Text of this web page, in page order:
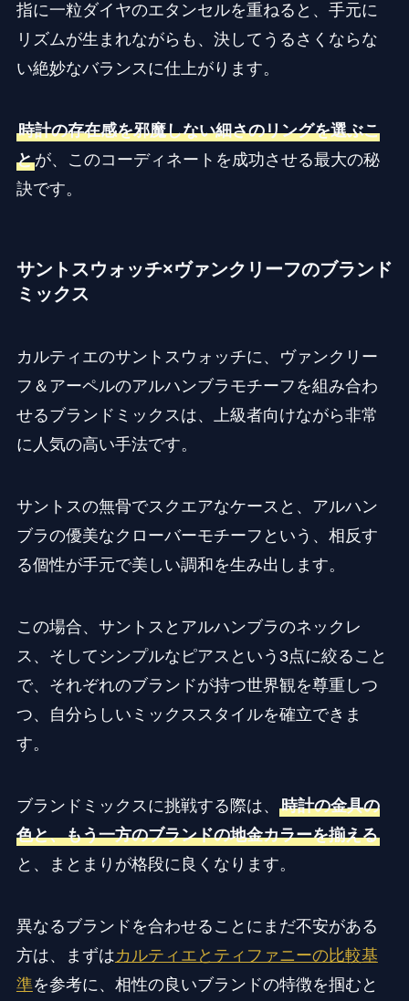
指に一粒ダイヤのエタンセルを重ねると、手元に
リズムが生まれながらも、決してうるさくならな
い絶妙なバランスに仕上がります。
時計の存在感を邪魔しない細さのリングを選ぶこ
とが、このコーディネートを成功させる最大の秘
訣です。
サントスウォッチ×ヴァンクリーフのブランド
ミックス
カルティエのサントスウォッチに、ヴァンクリー
フ＆アーペルのアルハンブラモチーフを組み合わ
せるブランドミックスは、上級者向けながら非常
に人気の高い手法です。
サントスの無骨でスクエアなケースと、アルハン
ブラの優美なクローバーモチーフという、相反す
る個性が手元で美しい調和を生み出します。
この場合、サントスとアルハンブラのネックレ
ス、そしてシンプルなピアスという3点に絞ること
で、それぞれのブランドが持つ世界観を尊重しつ
つ、自分らしいミックススタイルを確立できま
す。
ブランドミックスに挑戦する際は、 時計の金具の
色と、もう一方のブランドの地金カラーを揃える
と、まとまりが格段に良くなります。
異なるブランドを合わせることにまだ不安がある
方は、まずはカルティエとティファニーの比較基
準を参考に、相性の良いブランドの特徴を掴むと